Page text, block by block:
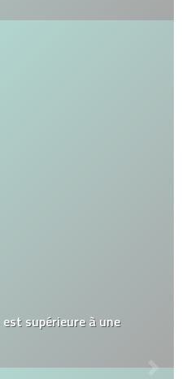
supérieure à une